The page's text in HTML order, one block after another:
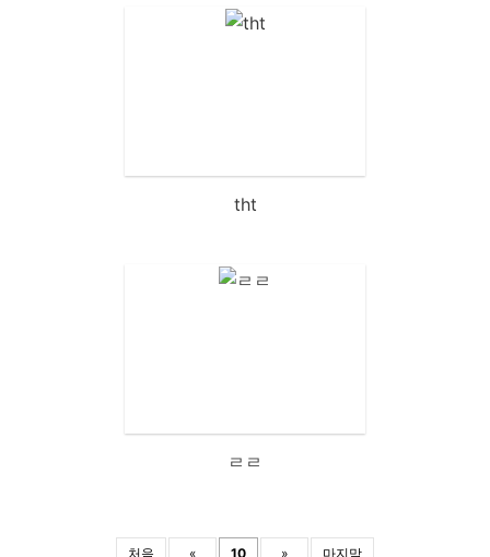
tht
ㄹㄹ
처음 « 10 » 마지막